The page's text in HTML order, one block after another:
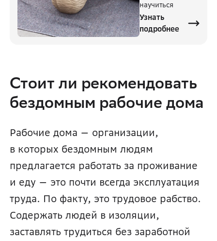
научиться
Узнать
подробнее
Стоит ли рекомендовать
бездомным рабочие дома
Рабочие дома — организации,
в которых бездомным людям
предлагается работать за проживание
и еду — это почти всегда эксплуатация
труда. По факту, это трудовое рабство.
Содержать людей в изоляции,
заставлять трудиться без заработной